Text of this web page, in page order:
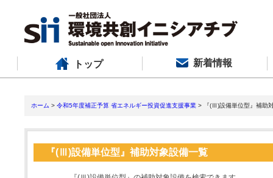
トップ 新着情報
ホーム > 令和5年度補正予算 省エネルギー投資促進支援事業 > 『(Ⅲ)設備単位型』補助
『(Ⅲ)設備単位型』補助対象設備一覧